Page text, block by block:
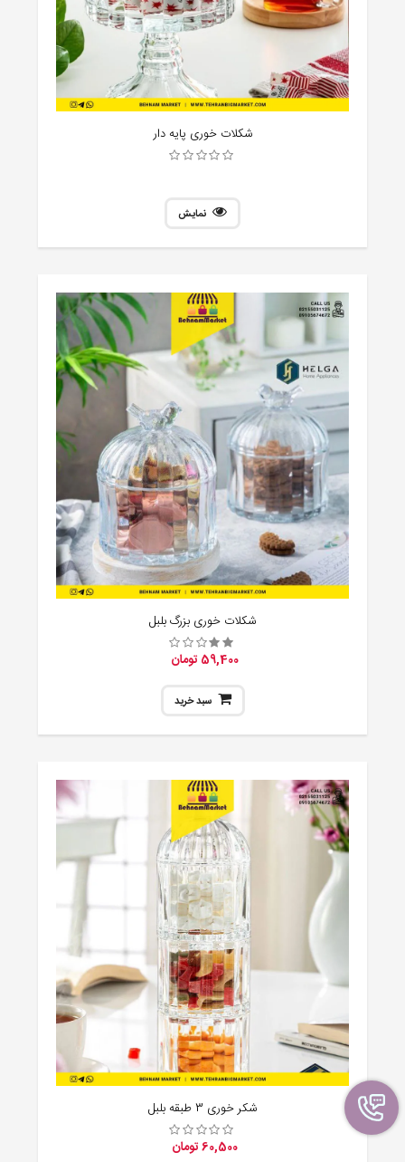
شکلات خوری پایه دار
نمایش
شکلات خوری بزرگ بلبل
59,400 تومان
سبد خرید
شکر خوری 3 طبقه بلبل
60,500 تومان